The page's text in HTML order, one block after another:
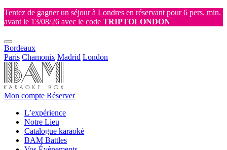
Tentez de gagner un séjour à Londres en réservant pour 6 pers. min.
avant le 13/08/26 avec le code TRIPTOLONDON
Bordeaux
Paris Chamonix Madrid London
Mon compte Réserver
L’expérience
Notre Lieu
Catalogue karaoké
BAM Battles